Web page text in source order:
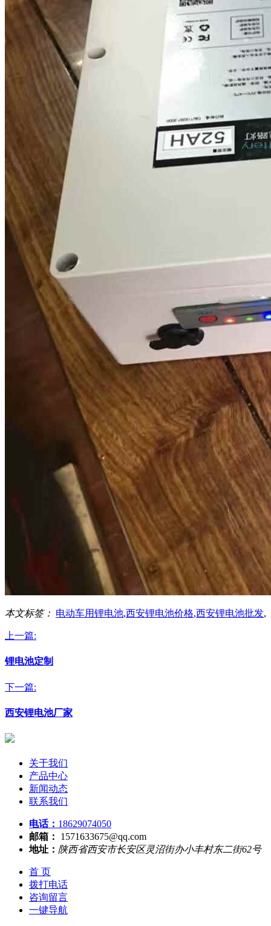
本文标签： 电动车用锂电池,西安锂电池价格,西安锂电池批发,
上一篇:
锂电池定制
下一篇:
西安锂电池厂家
关于我们
产品中心
新闻动态
联系我们
电话： 18629074050
邮箱：
1571633675@qq.com
地址： 陕西省西安市长安区灵沼街办小丰村东二街62号
首 页
拨打电话
咨询留言
一键导航